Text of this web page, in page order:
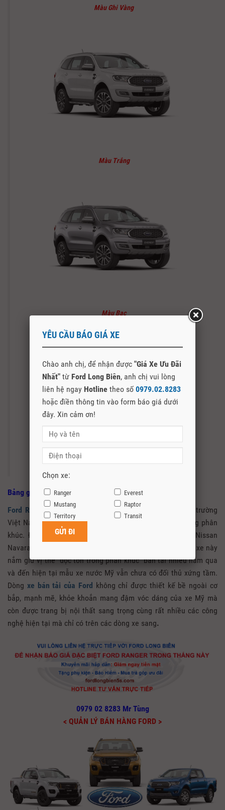
Màu Ghi Vàng
Màu Trắng
Màu Bạc
Màu Đen
Bảng giá xe Ford Ranger tại Cao Bằng
Ford Rangerđược mệnh danh ông “vua bán tải” tại thị trường
Việt Nam khi chiếc xe này chiếm gần 60% thị trường trong phân
khúc. Đối thủ của Ford Ranger là Chevrolet Colorado, Nissan
Navara, ISUZU D-max và Mitsubishi Triton. Tuy nhiên mẫu xe này
nắm giữ vị thế độc tôn trong phân khúc bán tải nhiều năm qua
và đến hiện tại mẫu xe nước Mỹ vẫn chưa có đối thủ xứng tầm.
Dòng xe bán tải của Ford không chỉ được thiết kế bề ngoài cơ
bắp, mạnh mẽ, khỏe khoắn mang đậm vóc dáng của xe Mỹ mà
còn được trang bị nội thất sang trọng cùng rất nhiều các công
nghệ hiện tại mà chỉ có trên các dòng xe sang.
0979 02 8283 Mr Tùng
< QUẢN LÝ BÁN HÀNG FORD >
YÊU CẦU BÁO GIÁ XE
Chào anh chị, để nhận được "Giá Xe Ưu Đãi
Nhất" từ Ford Long Biên, anh chị vui lòng
liên hệ ngay Hotline theo số 0979.02.8283
hoặc điền thông tin vào form báo giá dưới
đây. Xin cảm ơn!
Chọn xe:
Ranger
Everest
Mustang
Raptor
Territory
Transit